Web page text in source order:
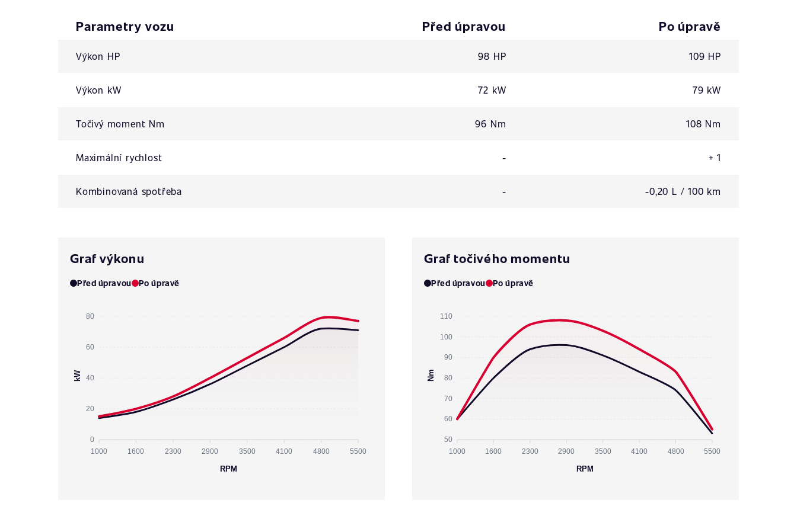
Parametry vozu Před úpravou Po úpravě
Výkon HP 98 HP 109 HP
Výkon kW 72 kW 79 kW
Točivý moment Nm 96 Nm 108 Nm
Maximální rychlost - + 1
Kombinovaná spotřeba - -0,20 L / 100 km
Graf výkonu
Před úpravou Po úpravě
80
60
40
20
0
kW
1000 1600 2300 2900 3500 4100 4800 5500
RPM
Graf točivého momentu
Před úpravou Po úpravě
110
100
90
80
70
60
50
Nm
1000 1600 2300 2900 3500 4100 4800 5500
RPM